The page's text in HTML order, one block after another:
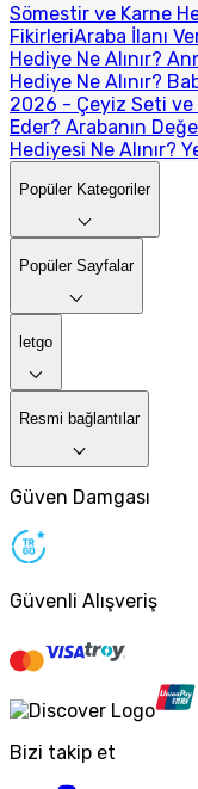
Sömestir ve Karne
FikirleriAraba İlanı
Hediye Ne Alınır?
Hediye Ne Alınır?
2026 - Çeyiz Seti ve
Eder? Arabanın
Hediyesi Ne Alınır?
Popüler Kategoriler
Popüler Sayfalar
letgo
Resmi bağlantılar
Güven Damgası
Güvenli Alışveriş
Bizi takip et